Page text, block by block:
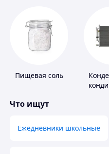
Пищевая соль
Что ищут
Ежедневники школьные